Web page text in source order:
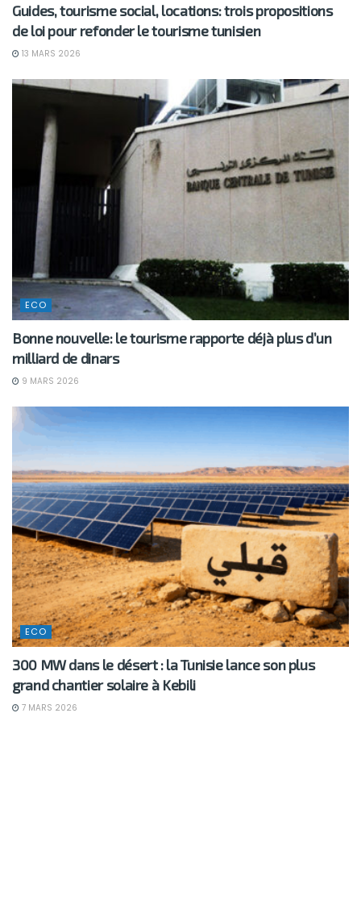
Guides, tourisme social, locations: trois propositions
de loi pour refonder le tourisme tunisien
13 MARS 2026
ECO
Bonne nouvelle: le tourisme rapporte déjà plus d’un
milliard de dinars
9 MARS 2026
ECO
300 MW dans le désert : la Tunisie lance son plus
grand chantier solaire à Kebili
7 MARS 2026